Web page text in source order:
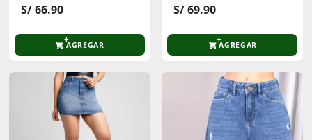
S/ 66.90
AGREGAR
S/ 69.90
AGREGAR